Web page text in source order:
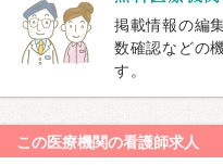
掲載情報の編
数確認などの
す。
この医療機関の看護師求人